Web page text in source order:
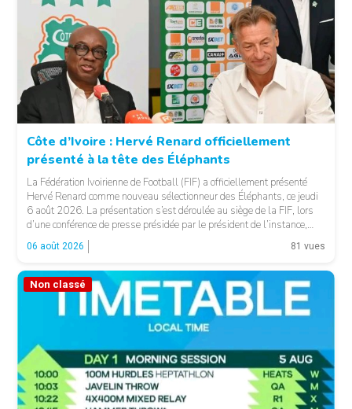
© FIF
Côte d’Ivoire : Hervé Renard officiellement
présenté à la tête des Éléphants
La Fédération Ivoirienne de Football (FIF) a officiellement présenté
Hervé Renard comme nouveau sélectionneur des Éléphants, ce jeudi
6 août 2026. La présentation s’est déroulée au siège de la FIF, lors
d’une conférence de presse présidée par le président de l’instance,
Yacine Idriss Diallo, en présence de plusieurs membres du Comité
exécutif. Cette nomination intervient […]
06 août 2026 81 vues
Non classé